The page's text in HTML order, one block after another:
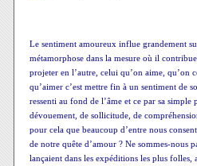
Le sentiment amoureux influe grandement
métamorphose dans la mesure où il
projeter en l’autre, celui qu’on aime, qu’on
qu’aimer c’est mettre fin à un sentiment de
ressenti au fond de l’âme et ce par sa
dévouement, de sollicitude, de
pour cela que beaucoup d’entre nous
de notre quête d’amour ? Ne sommes-nous
lançaient dans les expéditions les plus